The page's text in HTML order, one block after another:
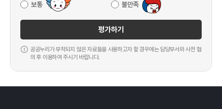
보통 불만족
평가하기
공공누리가 부착되지 않은 자료들을 사용하고자 할 경우에는 담당부서와 사전 협
의 후 이용하여 주시기 바랍니다.